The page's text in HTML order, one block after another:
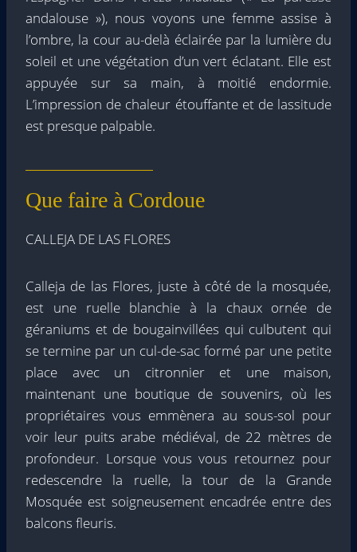
andalouse »), nous voyons une femme assise à
l’ombre, la cour au-delà éclairée par la lumière du
soleil et une végétation d’un vert éclatant. Elle est
appuyée sur sa main, à moitié endormie.
L’impression de chaleur étouffante et de lassitude
est presque palpable.
Que faire à Cordoue
CALLEJA DE LAS FLORES
Calleja de las Flores, juste à côté de la mosquée,
est une ruelle blanchie à la chaux ornée de
géraniums et de bougainvillées qui culbutent qui
se termine par un cul-de-sac formé par une petite
place avec un citronnier et une maison,
maintenant une boutique de souvenirs, où les
propriétaires vous emmènera au sous-sol pour
voir leur puits arabe médiéval, de 22 mètres de
profondeur. Lorsque vous vous retournez pour
redescendre la ruelle, la tour de la Grande
Mosquée est soigneusement encadrée entre des
balcons fleuris.